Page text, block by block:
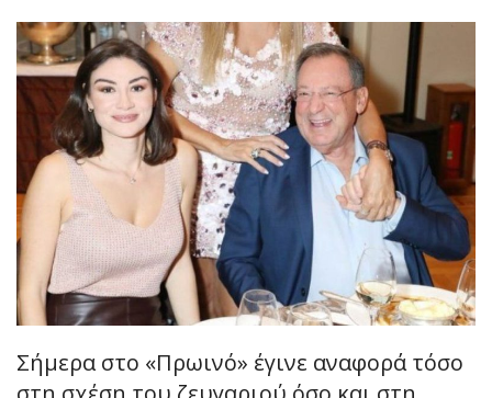
Σήμερα στο «Πρωινό» έγινε αναφορά τόσο